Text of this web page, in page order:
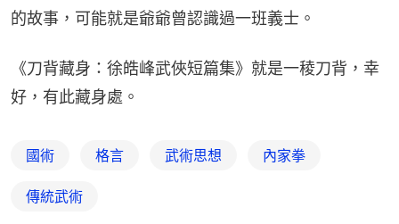
的故事，可能就是爺爺曾認識過一班義士。
《刀背藏身：徐皓峰武俠短篇集》就是一稜刀背，幸
好，有此藏身處。
國術 格言 武術思想 內家拳
傳統武術